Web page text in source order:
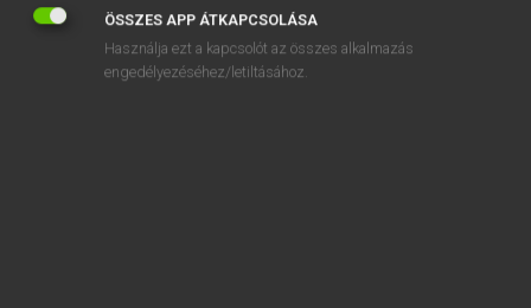
voix exprimées
voix pondérées
ÖSSZES APP ÁTKAPCSOLÁSA
Használja ezt a kapcsolót az összes alkalmazás
engedélyezéséhez/letiltásához.